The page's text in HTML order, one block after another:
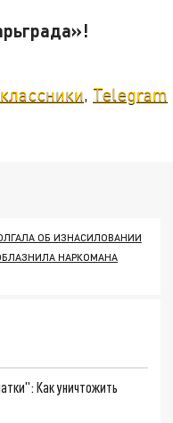
, Telegram
ОБ ИЗНАСИЛОВАНИИ
НАРКОМАНА
Как уничтожить